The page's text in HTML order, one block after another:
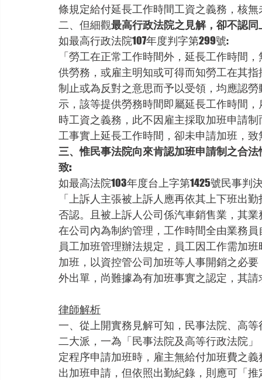
條規定給付延長工作時間工資之義務，核
二、但細觀最高行政法院之見解，卻不認
如最高行政法院107年度判字第299號:
「勞工在正常工作時間外，延長工作時間
供勞務，或雇主明知或可得而知勞工在其
制止或為反對之意思而予以受領，均應認
示，該等提供勞務時間即屬延長工作時間
時工資之義務，此不因雇主採取加班申請
工事實上延長工作時間，卻未申請加班，
三、惟民事法院向來肯認加班申請制之合
致:
如最高法院103年度台上字第1425號民事判
「上訴人主張被上訴人應再依其上下班出
否認。且被上訴人公司係汽車銷售業，其
在公司內為制約管理，工作時間全由業務
員工加班管理辦法規定，員工因工作需加
加班，以資控管公司加班等人事開銷之必
外出單，尚難據為有加班事實之認定，其
律師解析
一、從上開實務見解可知，民事法院、高
二大派，一為「民事法院及高等行政法院
定程序申請加班時，雇主無給付加班費之
出加班申請，但依照出勤紀錄，則應可「